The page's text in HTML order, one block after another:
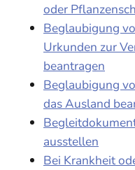
oder
Beglaubigung
Urkunden zur
beantragen
Beglaubigung
das Ausland
ausstellen
Bei Krankheit